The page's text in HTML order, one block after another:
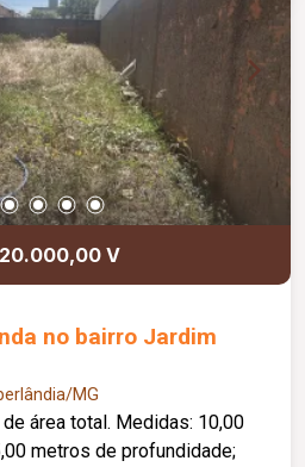
V
no bairro Jardim
MG
Medidas: 10,00
metros de profundidade;